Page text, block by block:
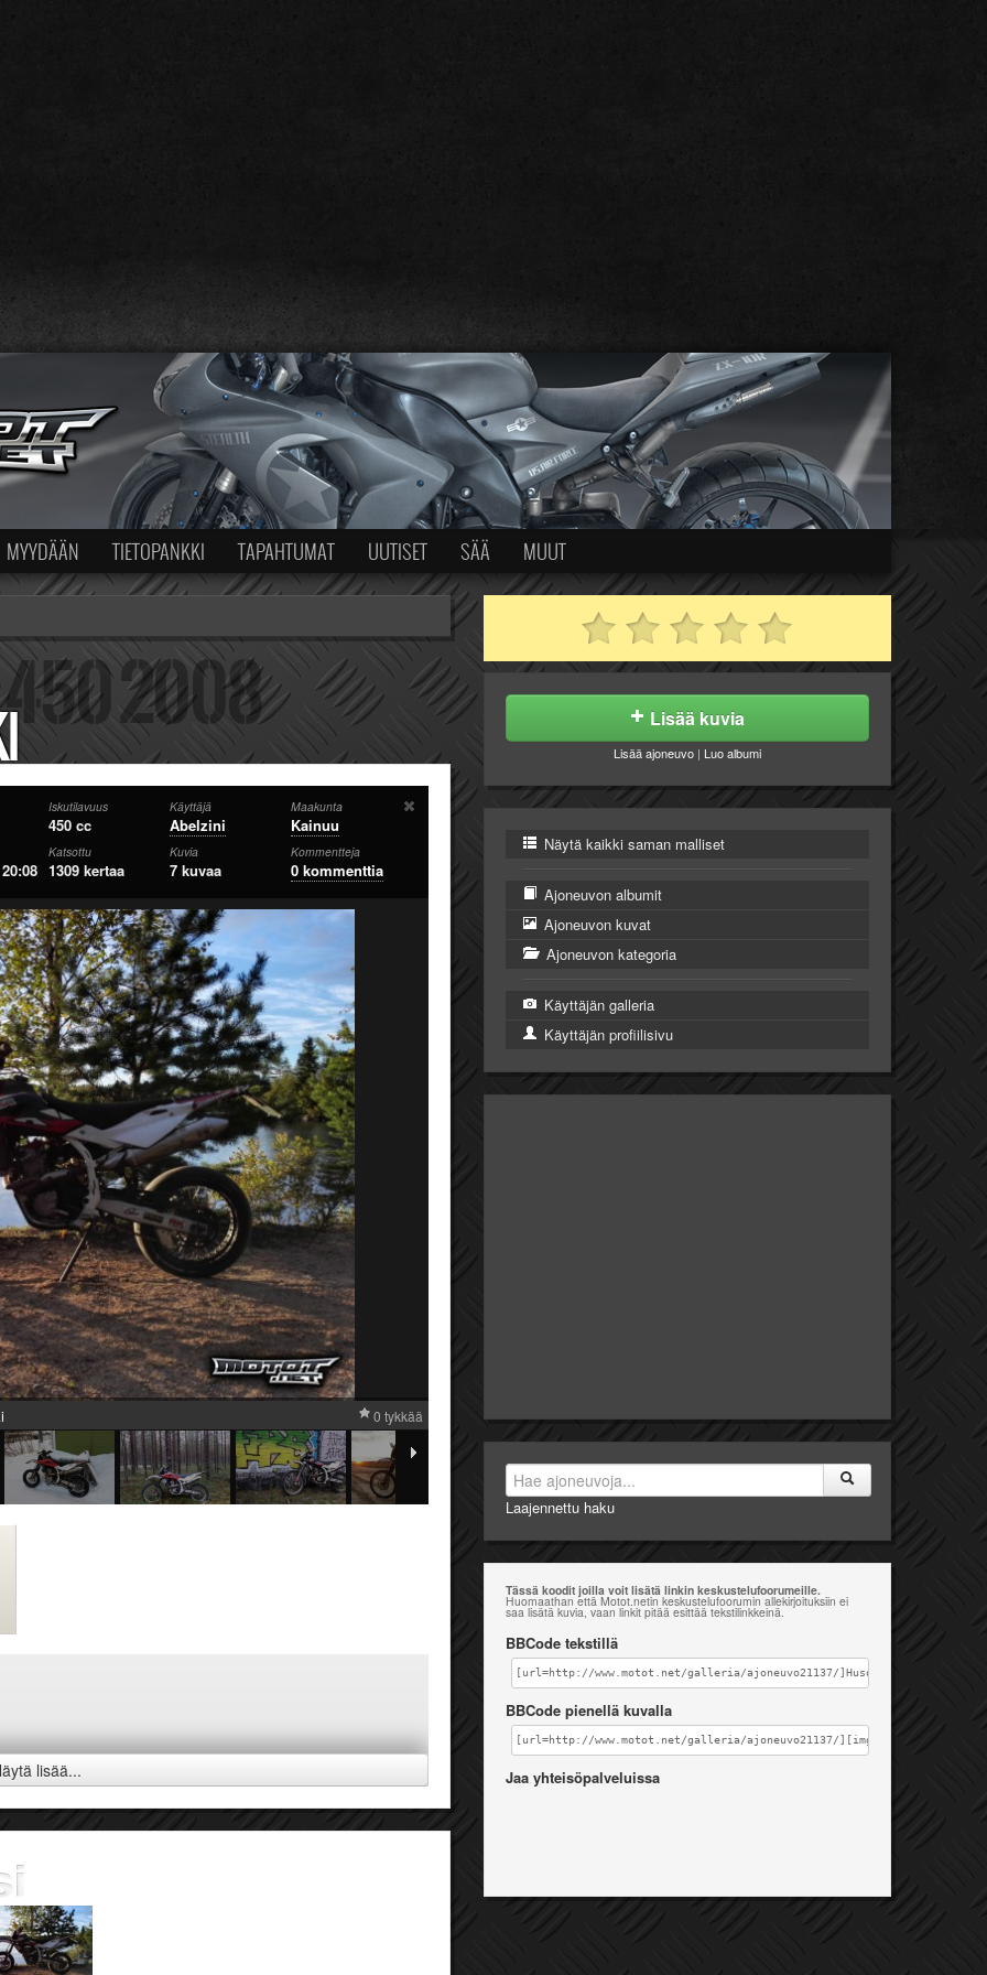
MYYDÄÄN TIETOPANKKI TAPAHTUMAT UUTISET SÄÄ MUUT
Iskutilavuus
450 cc
Käyttäjä
Abelzini
Maakunta
Kainuu
Katsottu
1309 kertaa
Kuvia
7 kuvaa
Kommentteja
0 kommenttia
0 tykkää
lisää...
Lisää kuvia
Lisää ajoneuvo | Luo albumi
Näytä kaikki saman malliset
Ajoneuvon albumit
Ajoneuvon kuvat
Ajoneuvon kategoria
Käyttäjän galleria
Käyttäjän profiilisivu
Laajennettu haku
Tässä koodit joilla voit lisätä linkin keskustelufoorumeille.
Huomaathan että Motot.netin keskustelufoorumin allekirjoituksiin ei
saa lisätä kuvia, vaan linkit pitää esittää tekstilinkkeinä.
BBCode tekstillä
[url=http://www.motot.net/galleria/ajoneuvo21137/]Husqvarna TE 450 [/
BBCode pienellä kuvalla
[url=http://www.motot.net/galleria/ajoneuvo21137/][img]http://
Jaa yhteisöpalveluissa